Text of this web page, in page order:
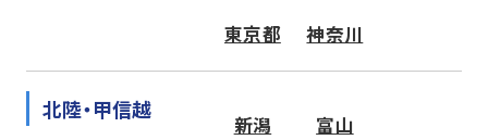
東京都 神奈川
北陸・甲信越
新潟 富山